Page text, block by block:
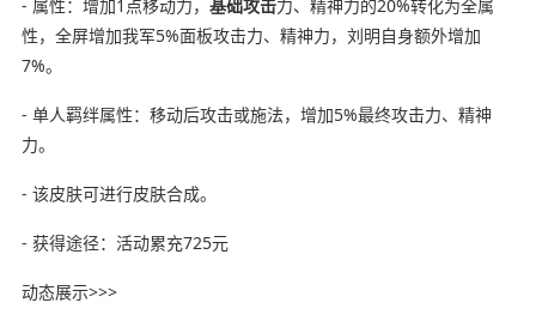
- 属性：增加1点移动力， 基础攻击力、精神力的20%转化为全属
性，全屏增加我军5%面板攻击力、精神力，刘明自身额外增加
7%。
- 单人羁绊属性：移动后攻击或施法，增加5%最终攻击力、精神
力。
- 该皮肤可进行皮肤合成。
- 获得途径：活动累充725元
动态展示>>>